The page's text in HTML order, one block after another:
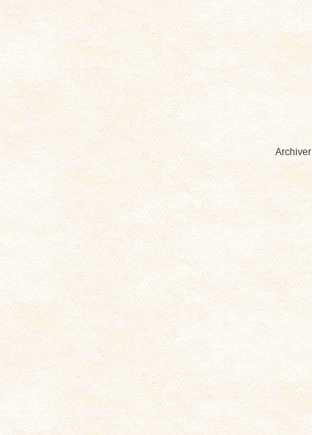
Archiver